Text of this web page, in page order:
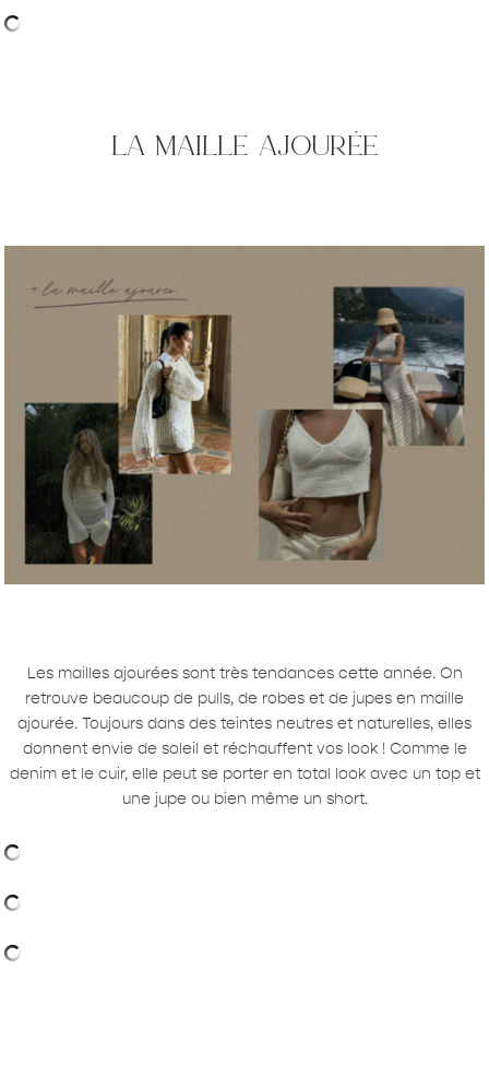
la maille ajourée
Les mailles ajourées sont très tendances cette année. On
retrouve beaucoup de pulls, de robes et de jupes en maille
ajourée. Toujours dans des teintes neutres et naturelles, elles
donnent envie de soleil et réchauffent vos look ! Comme le
denim et le cuir, elle peut se porter en total look avec un top et
une jupe ou bien même un short.